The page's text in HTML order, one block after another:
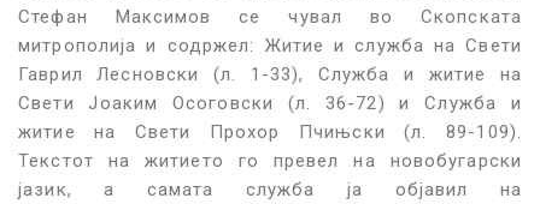
Стефан Максимов се чувал во Скопската
митрополија и содржел: Житие и служба на Свети
Гаврил Лесновски (л. 1-33), Служба и житие на
Свети Јоаким Осоговски (л. 36-72) и Служба и
житие на Свети Прохор Пчињски (л. 89-109).
Текстот на житието го превел на новобугарски
јазик, а самата служба ја објавил на